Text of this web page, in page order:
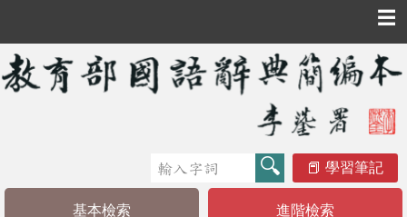
☰
學習筆記
基本檢索 進階檢索